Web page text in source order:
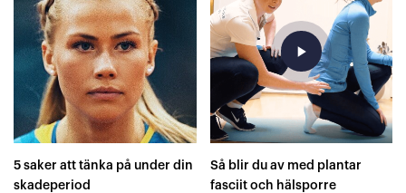
5 saker att tänka på under din
skadeperiod
play_arrow
Så blir du av med plantar
fasciit och hälsporre